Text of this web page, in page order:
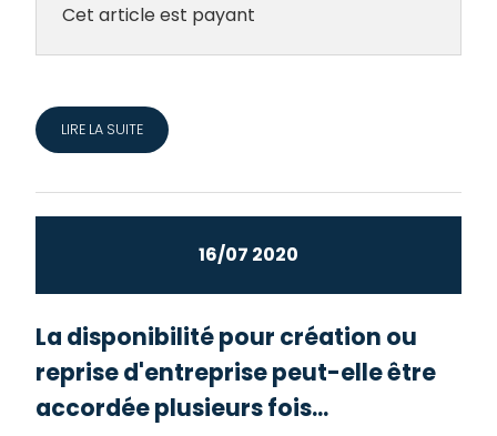
Cet article est payant
LIRE LA SUITE
16/07 2020
La disponibilité pour création ou
reprise d'entreprise peut-elle être
accordée plusieurs fois...